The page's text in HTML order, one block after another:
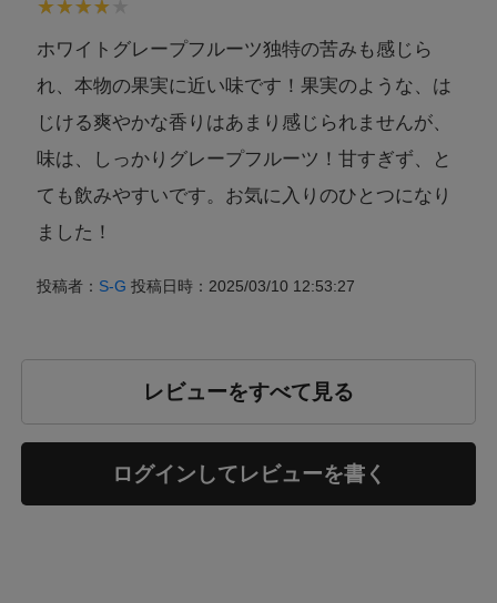
ホワイトグレープフルーツ独特の苦みも感じら
れ、本物の果実に近い味です！果実のような、は
じける爽やかな香りはあまり感じられませんが、
味は、しっかりグレープフルーツ！甘すぎず、と
ても飲みやすいです。お気に入りのひとつになり
ました！
投稿者： S-G 投稿日時：2025/03/10 12:53:27
レビューをすべて見る
ログインしてレビューを書く